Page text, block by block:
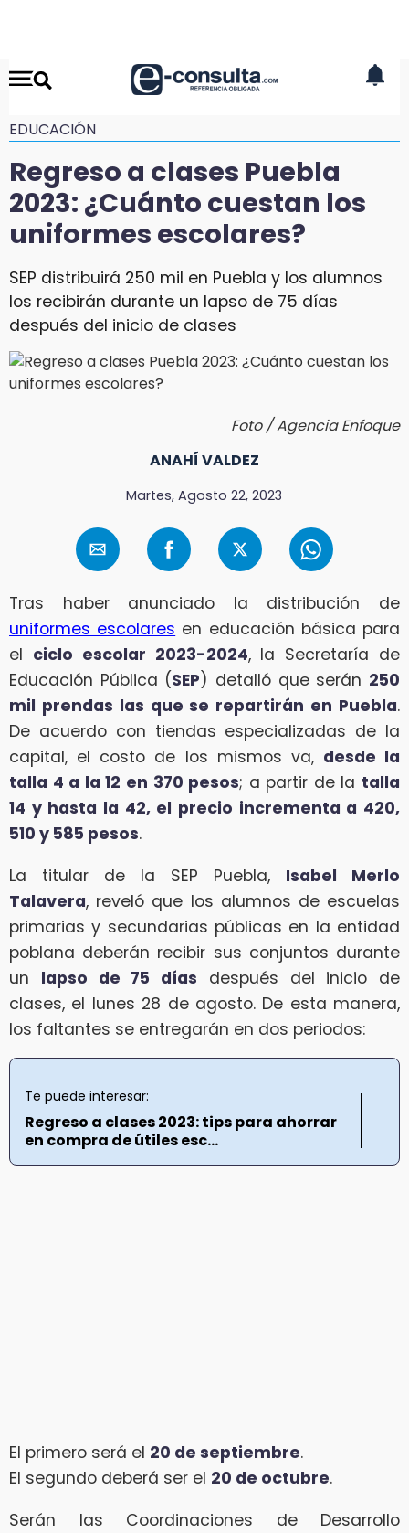
EDUCACIÓN
Regreso a clases Puebla
2023: ¿Cuánto cuestan los
uniformes escolares?
SEP distribuirá 250 mil en Puebla y los alumnos
los recibirán durante un lapso de 75 días
después del inicio de clases
Foto / Agencia Enfoque
ANAHÍ VALDEZ
Martes, Agosto 22, 2023
Tras haber anunciado la distribución de
uniformes escolares en educación básica para
el ciclo escolar 2023-2024, la Secretaría de
Educación Pública (SEP) detalló que serán 250
mil prendas las que se repartirán en Puebla.
De acuerdo con tiendas especializadas de la
capital, el costo de los mismos va, desde la
talla 4 a la 12 en 370 pesos; a partir de la talla
14 y hasta la 42, el precio incrementa a 420,
510 y 585 pesos.
La titular de la SEP Puebla, Isabel Merlo
Talavera, reveló que los alumnos de escuelas
primarias y secundarias públicas en la entidad
poblana deberán recibir sus conjuntos durante
un lapso de 75 días después del inicio de
clases, el lunes 28 de agosto. De esta manera,
los faltantes se entregarán en dos periodos:
Te puede interesar:
Regreso a clases 2023: tips para ahorrar
en compra de útiles esc...
El primero será el 20 de septiembre.
El segundo deberá ser el 20 de octubre.
Serán las Coordinaciones de Desarrollo